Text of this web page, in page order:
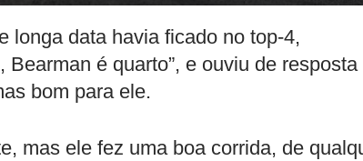
longa data havia ficado no top-4,
é quarto”, e ouviu de resposta
bom para ele.
mas ele fez uma boa corrida, de